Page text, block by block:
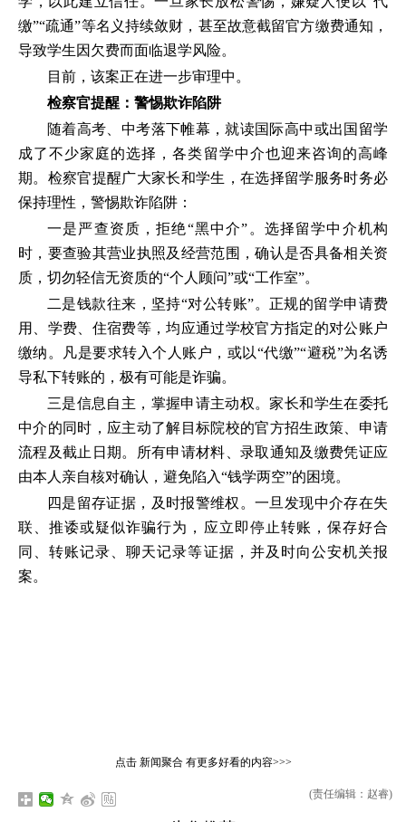
缴”“疏通”等名义持续敛财，甚至故意截留官方缴费通知，
导致学生因欠费而面临退学风险。
目前，该案正在进一步审理中。
检察官提醒：警惕欺诈陷阱
随着高考、中考落下帷幕，就读国际高中或出国留学
成了不少家庭的选择，各类留学中介也迎来咨询的高峰
期。检察官提醒广大家长和学生，在选择留学服务时务必
保持理性，警惕欺诈陷阱：
一是严查资质，拒绝“黑中介”。选择留学中介机构
时，要查验其营业执照及经营范围，确认是否具备相关资
质，切勿轻信无资质的“个人顾问”或“工作室”。
二是钱款往来，坚持“对公转账”。正规的留学申请费
用、学费、住宿费等，均应通过学校官方指定的对公账户
缴纳。凡是要求转入个人账户，或以“代缴”“避税”为名诱
导私下转账的，极有可能是诈骗。
三是信息自主，掌握申请主动权。家长和学生在委托
中介的同时，应主动了解目标院校的官方招生政策、申请
流程及截止日期。所有申请材料、录取通知及缴费凭证应
由本人亲自核对确认，避免陷入“钱学两空”的困境。
四是留存证据，及时报警维权。一旦发现中介存在失
联、推诿或疑似诈骗行为，应立即停止转账，保存好合
同、转账记录、聊天记录等证据，并及时向公安机关报
案。
点击 新闻聚合有更多好看的内容>>>
(责任编辑：赵睿)